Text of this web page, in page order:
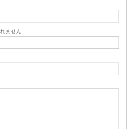
ません